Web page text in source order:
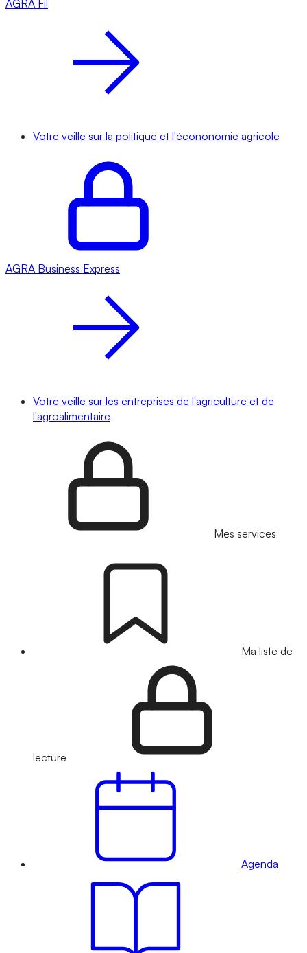
AGRA Fil
Votre veille sur la politique et l'écononomie agricole
AGRA Business Express
Votre veille sur les entreprises de l'agriculture et de
l'agroalimentaire
Mes services
Ma liste de
lecture
Agenda